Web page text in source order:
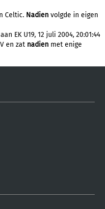
Celtic. Nadien volgde in eigen
EK U19, 12 juli 2004, 20:01:44
en zat nadien met enige